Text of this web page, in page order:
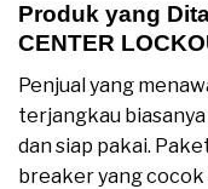
Produk yang
CENTER
Penjual yang
terjangkau
dan siap pakai.
breaker yang